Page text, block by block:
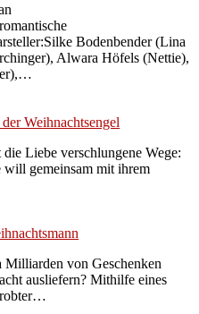
Bodenbender (Lina
Alwara Höfels (Nettie),
Weihnachtsengel
Liebe verschlungene Wege:
gemeinsam mit ihrem
Milliarden von Geschenken
ausliefern? Mithilfe eines